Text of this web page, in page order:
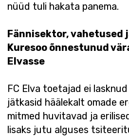
nüüd tuli hakata panema.
Fännisektor, vahetused
Kuresoo õnnestunud
Elvasse
FC Elva toetajad ei
jätkasid häälekalt omade
mitmed huvitavad ja
lisaks jutu alguses